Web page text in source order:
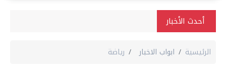
أحدث الأخبار
الرئيسية ابواب الاخبار رياضة